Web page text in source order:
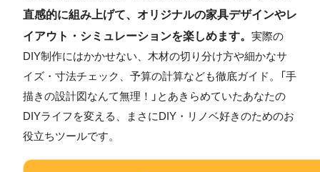
直感的に組み上げて、オリジナルの家具デザインやレ
イアウト・シミュレーションを楽しめます。 実際の
DIY制作にはかかせない、木材の切り分け方や細かなサ
イズ・寸法チェック、予算の計算なども徹底ガイド。「手
描きの設計図なんて無理！」とあきらめていたあなたの
DIYライフを変える、まさにDIY・リノベ好きのためのお
役立ちツールです。